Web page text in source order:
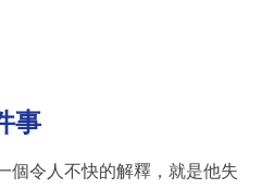
事
個令人不快的解釋，就是他失